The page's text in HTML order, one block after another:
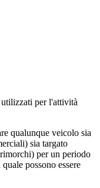
per l'attività
qualunque veicolo sia
sia targato
per un periodo
possono essere